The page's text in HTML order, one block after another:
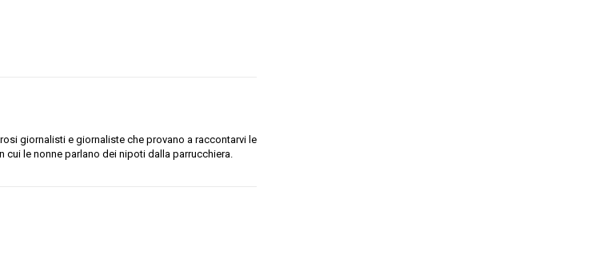
giornalisti e giornaliste che provano a raccontarvi le
le nonne parlano dei nipoti dalla parrucchiera.